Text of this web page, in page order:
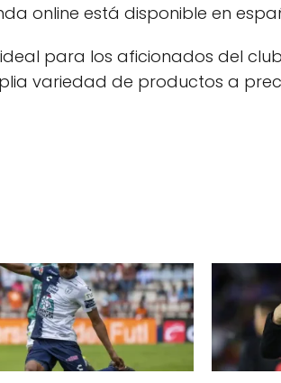
online está disponible en
ideal para los aficionados del
variedad de productos a